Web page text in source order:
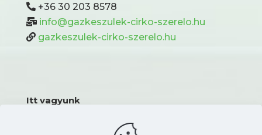
+36 30 203 8578
info@gazkeszulek-cirko-szerelo.hu
gazkeszulek-cirko-szerelo.hu
Itt vagyunk